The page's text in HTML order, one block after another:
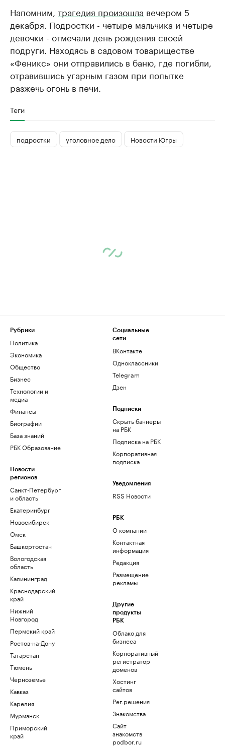
Напомним, трагедия произошла вечером 5
декабря. Подростки - четыре мальчика и четыре
девочки - отмечали день рождения своей
подруги. Находясь в садовом товариществе
«Феникс» они отправились в баню, где погибли,
отравившись угарным газом при попытке
разжечь огонь в печи.
Теги
подростки уголовное дело Новости Югры
Рубрики
Политика
Экономика
Общество
Бизнес
Технологии и
медиа
Финансы
Биографии
База знаний
РБК Образование
Новости
регионов
Санкт-Петербург
и область
Екатеринбург
Новосибирск
Омск
Башкортостан
Вологодская
область
Калининград
Краснодарский
край
Нижний
Новгород
Пермский край
Ростов-на-Дону
Татарстан
Тюмень
Черноземье
Кавказ
Карелия
Мурманск
Приморский
край
Социальные
сети
ВКонтакте
Одноклассники
Telegram
Дзен
Подписки
Скрыть баннеры
на РБК
Подписка на РБК
Корпоративная
подписка
Уведомления
RSS Новости
РБК
О компании
Контактная
информация
Редакция
Размещение
рекламы
Другие
продукты
РБК
Облако для
бизнеса
Корпоративный
регистратор
доменов
Хостинг
сайтов
Рег.решения
Знакомства
Сайт
знакомств
podbor.ru